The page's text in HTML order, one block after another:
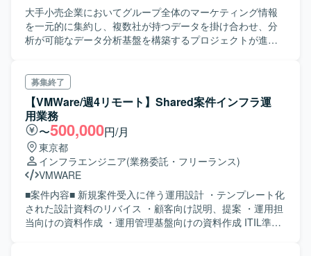
大手小売企業においてグループ全体のマーケティング情報
を一元的に集約し、複数社が持つデータを掛け合わせ、分
析が可能なデータ分析基盤を構築するプロジェクトが進行
携を行えるようにDWH移行を行います。本件では開発メン
バーを募集いたします。 ＜実施工程＞ オンプレ
DWH（Oracle、SAS）の一部をGCP（BigQuery）に移行し
ており、 今後は完全移行を目指す。 ＜想定工程＞
2024年7 月～要件定義開始、2025月5月にリリースを目指
す 開発環境：AWS/Azure上にDatabricksを構築、GCP
上にBigQueryを構築
募集終了
【VMWare/週4リモート】Shared案件インフラ運
用業務
〜500,000円/月
東京都
インフラエンジニア(業務委託・フリーランス)
VMWARE
■案件内容■ 新規案件受入に伴う運用設計 ・テンプレート化
された設計資料のリバイス ・顧客向け説明、提案 ・運用担
当向けの資料作成 ・運用管理基盤向けの資料作成 ITIL準拠